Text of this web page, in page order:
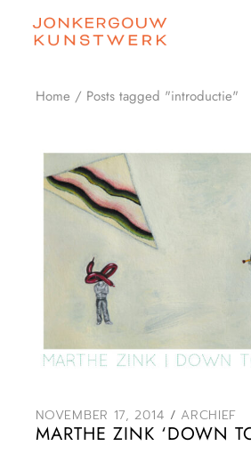
content
Home Posts tagged "introductie"
NOVEMBER 17, 2014 ARCHIEF
MARTHE ZINK ‘DOWN